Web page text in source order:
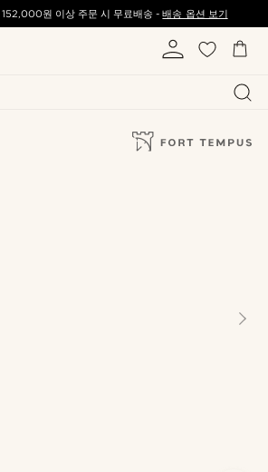
152,000원 이상 주문 시 무료배송 -배송 옵션 보기